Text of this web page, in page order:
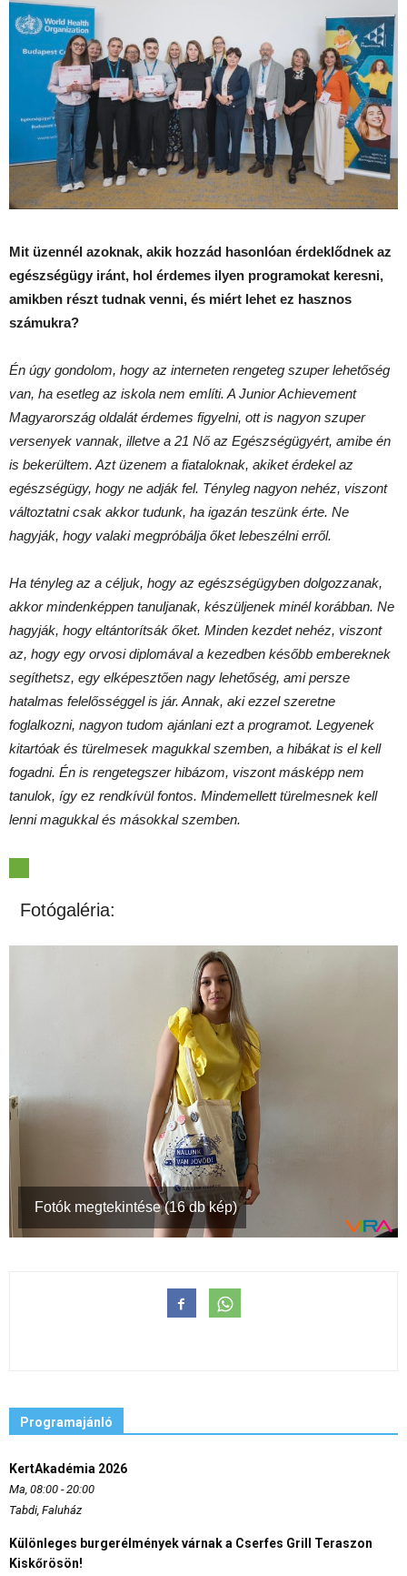
Mit üzennél azoknak, akik hozzád hasonlóan érdeklődnek az
egészségügy iránt, hol érdemes ilyen programokat keresni,
amikben részt tudnak venni, és miért lehet ez hasznos
számukra?
Én úgy gondolom, hogy az interneten rengeteg szuper lehetőség
van, ha esetleg az iskola nem említi. A Junior Achievement
Magyarország oldalát érdemes figyelni, ott is nagyon szuper
versenyek vannak, illetve a 21 Nő az Egészségügyért, amibe én
is bekerültem. Azt üzenem a fiataloknak, akiket érdekel az
egészségügy, hogy ne adják fel. Tényleg nagyon nehéz, viszont
változtatni csak akkor tudunk, ha igazán teszünk érte. Ne
hagyják, hogy valaki megpróbálja őket lebeszélni erről.
Ha tényleg az a céljuk, hogy az egészségügyben dolgozzanak,
akkor mindenképpen tanuljanak, készüljenek minél korábban. Ne
hagyják, hogy eltántorítsák őket. Minden kezdet nehéz, viszont
az, hogy egy orvosi diplomával a kezedben később embereknek
segíthetsz, egy elképesztően nagy lehetőség, ami persze
hatalmas felelősséggel is jár. Annak, aki ezzel szeretne
foglalkozni, nagyon tudom ajánlani ezt a programot. Legyenek
kitartóak és türelmesek magukkal szemben, a hibákat is el kell
fogadni. Én is rengetegszer hibázom, viszont másképp nem
tanulok, így ez rendkívül fontos. Mindemellett türelmesnek kell
lenni magukkal és másokkal szemben.
Fotógaléria:
Fotók megtekintése (16 db kép)
Programajánló
KertAkadémia 2026
Ma, 08:00 - 20:00
Tabdi, Faluház
Különleges burgerélmények várnak a Cserfes Grill Teraszon
Kiskőrösön!